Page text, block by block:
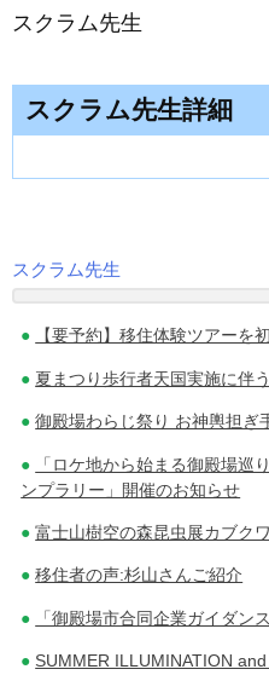
スクラム先生
スクラム先生詳細
投
稿
ナ
ビ
ゲ
シ
ョ
ン
スクラム先生
【要予約】移住体験ツアーを
夏まつり歩行者天国実施に伴
御殿場わらじ祭り お神輿担ぎ
「ロケ地から始まる御殿場巡
ンプラリー」開催のお知らせ
富士山樹空の森昆虫展カブク
移住者の声:杉山さんご紹介
「御殿場市合同企業ガイダン
SUMMER ILLUMINATION